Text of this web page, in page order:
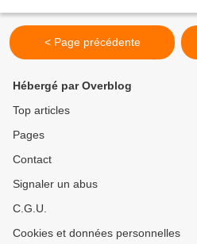
< Page précédente
Hébergé par Overblog
Top articles
Pages
Contact
Signaler un abus
C.G.U.
Cookies et données personnelles